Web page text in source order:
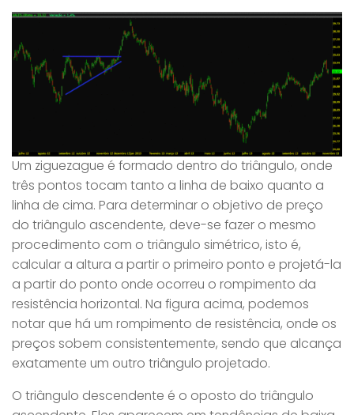
Um ziguezague é formado dentro do triângulo, onde
três pontos tocam tanto a linha de baixo quanto a
linha de cima. Para determinar o objetivo de preço
do triângulo ascendente, deve-se fazer o mesmo
procedimento com o triângulo simétrico, isto é,
calcular a altura a partir o primeiro ponto e projetá-la
a partir do ponto onde ocorreu o rompimento da
resistência horizontal. Na figura acima, podemos
notar que há um rompimento de resistência, onde os
preços sobem consistentemente, sendo que alcança
exatamente um outro triângulo projetado.
O triângulo descendente é o oposto do triângulo